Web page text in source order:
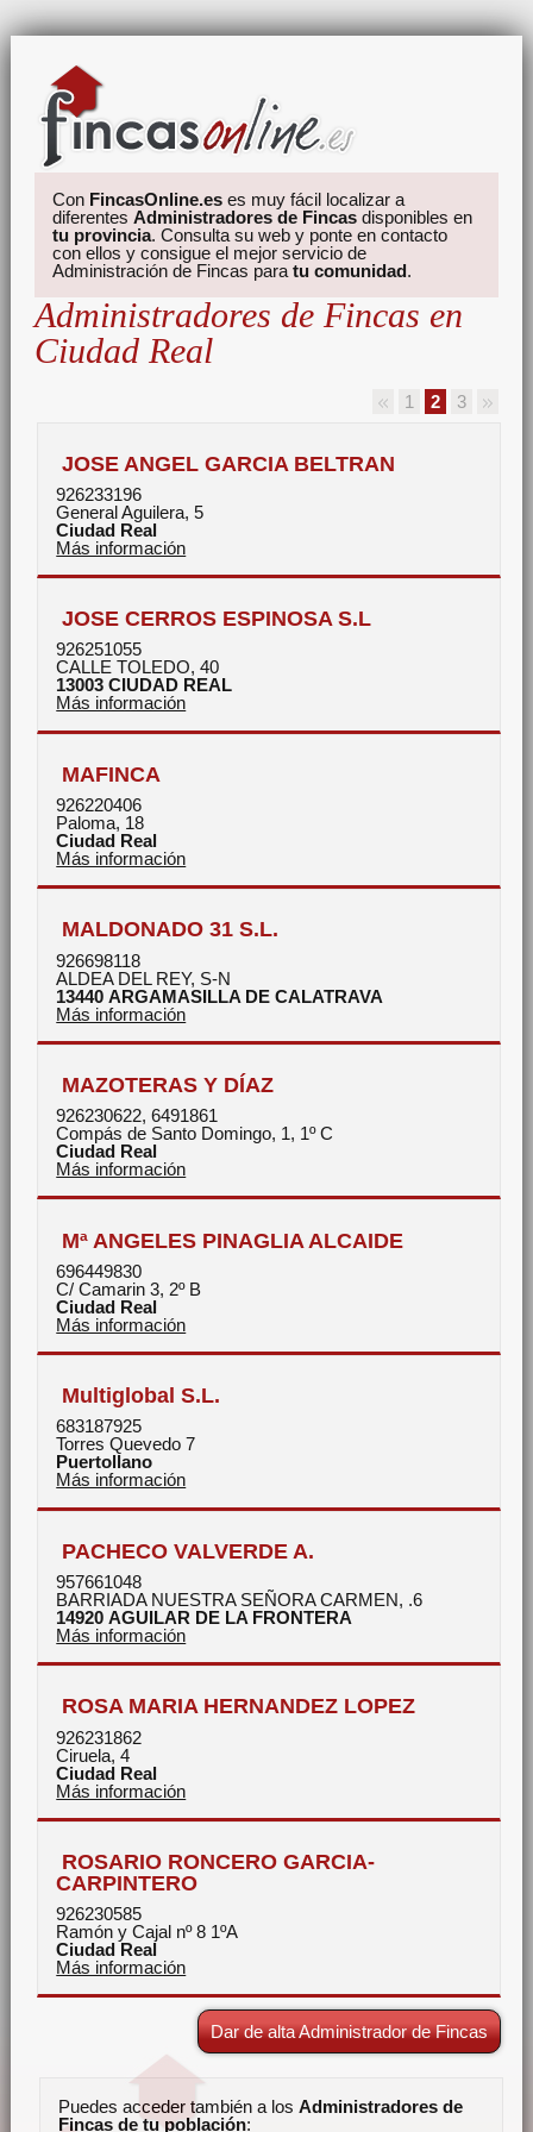
Con FincasOnline.es es muy fácil localizar a
diferentesAdministradores de Fincas disponibles en
tu provincia. Consulta su web y ponte en contacto
con ellos y consigue el mejor servicio de
Administración de Fincas paratu comunidad.
Administradores de Fincas en
Ciudad Real
1 2 3
JOSE ANGEL GARCIA BELTRAN
926233196
General Aguilera, 5
Ciudad Real
Más información
JOSE CERROS ESPINOSA S.L
926251055
CALLE TOLEDO, 40
13003 CIUDAD REAL
Más información
MAFINCA
926220406
Paloma, 18
Ciudad Real
Más información
MALDONADO 31 S.L.
926698118
ALDEA DEL REY, S-N
13440 ARGAMASILLA DE CALATRAVA
Más información
MAZOTERAS Y DÍAZ
926230622, 6491861
Compás de Santo Domingo, 1, 1º C
Ciudad Real
Más información
Mª ANGELES PINAGLIA ALCAIDE
696449830
C/ Camarin 3, 2º B
Ciudad Real
Más información
Multiglobal S.L.
683187925
Torres Quevedo 7
Puertollano
Más información
PACHECO VALVERDE A.
957661048
BARRIADA NUESTRA SEÑORA CARMEN, .6
14920 AGUILAR DE LA FRONTERA
Más información
ROSA MARIA HERNANDEZ LOPEZ
926231862
Ciruela, 4
Ciudad Real
Más información
ROSARIO RONCERO GARCIA-
CARPINTERO
926230585
Ramón y Cajal nº 8 1ºA
Ciudad Real
Más información
Dar de alta Administrador de Fincas
Puedes acceder también a losAdministradores de
Fincas de tu población: